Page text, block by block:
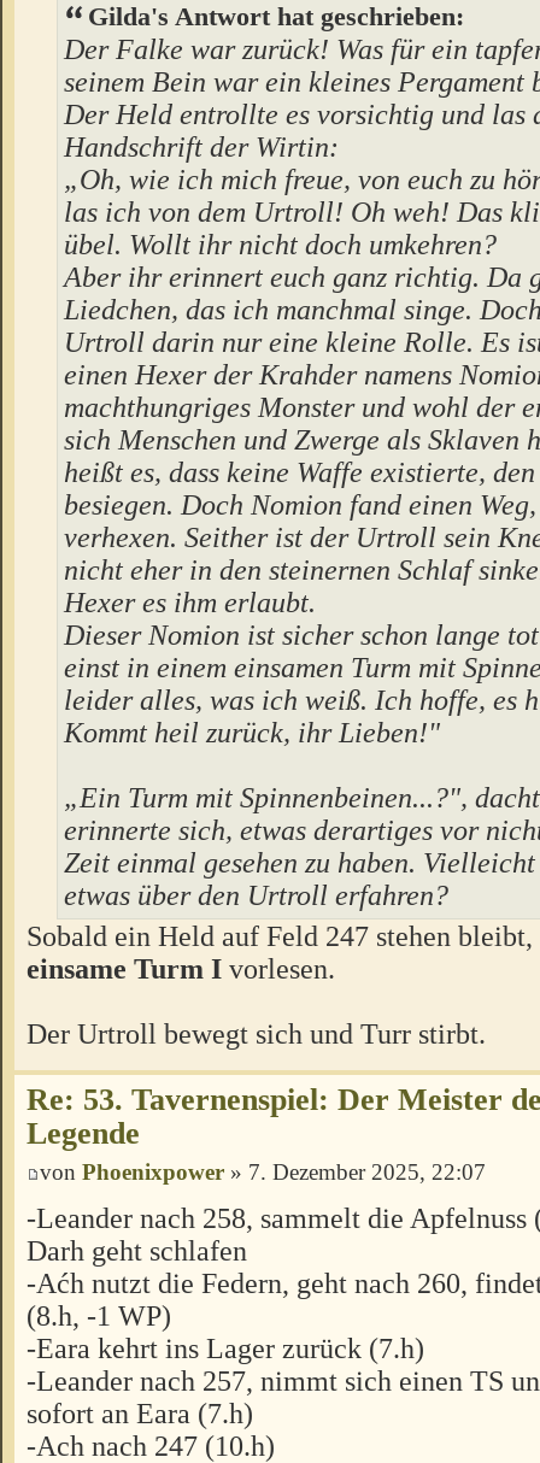
Gilda's Antwort hat geschrieben:
Der Falke war zurück! Was für ein
seinem Bein war ein kleines Pergament
Der Held entrollte es vorsichtig und las
Handschrift der Wirtin:
„Oh, wie ich mich freue, von euch zu
las ich von dem Urtroll! Oh weh! Das
übel. Wollt ihr nicht doch umkehren?
Aber ihr erinnert euch ganz richtig. Da
Liedchen, das ich manchmal singe.
Urtroll darin nur eine kleine Rolle. Es
einen Hexer der Krahder namens
machthungriges Monster und wohl der
sich Menschen und Zwerge als Sklaven
heißt es, dass keine Waffe existierte,
besiegen. Doch Nomion fand einen
verhexen. Seither ist der Urtroll sein
nicht eher in den steinernen Schlaf
Hexer es ihm erlaubt.
Dieser Nomion ist sicher schon lange
einst in einem einsamen Turm mit
leider alles, was ich weiß. Ich hoffe, es
Kommt heil zurück, ihr Lieben!"
„Ein Turm mit Spinnenbeinen...?",
erinnerte sich, etwas derartiges vor
Zeit einmal gesehen zu haben.
etwas über den Urtroll erfahren?
Sobald ein Held auf Feld 247 stehen
einsame Turm I vorlesen.
Der Urtroll bewegt sich und Turr stirbt.
Re: 53. Tavernenspiel: Der Meister
Legende
von Phoenixpower » 7. Dezember 2025, 22:07
-Leander nach 258, sammelt die Apfelnuss
Darh geht schlafen
-Aćh nutzt die Federn, geht nach 260,
(8.h, -1 WP)
-Eara kehrt ins Lager zurück (7.h)
-Leander nach 257, nimmt sich einen TS
sofort an Eara (7.h)
-Ach nach 247 (10.h)